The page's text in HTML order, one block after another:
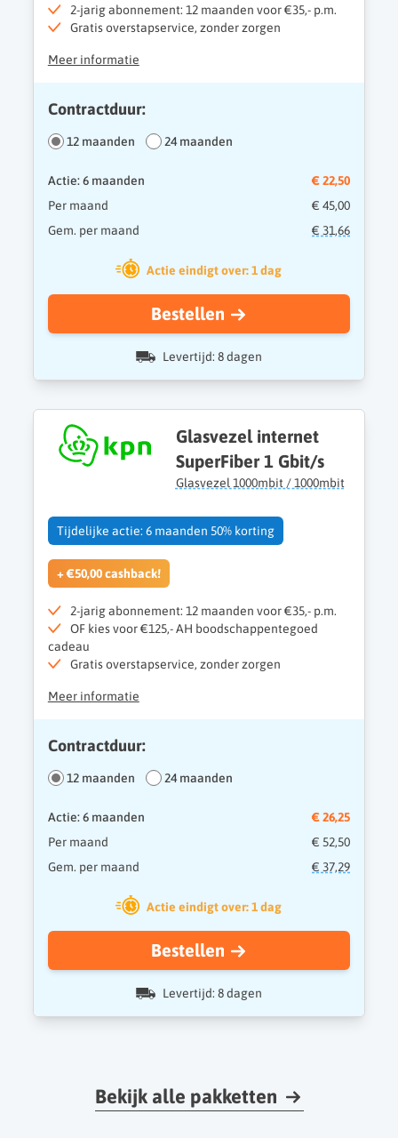
2-jarig abonnement: 12 maanden voor €35,- p.m.
Gratis overstapservice, zonder zorgen
Meer informatie
Contractduur:
12 maanden 24 maanden
Actie: 6 maanden
€ 22,50
Per maand
€ 45,00
Gem. per maand
€ 31,66
Actie eindigt over: 1 dag
Bestellen
Levertijd: 8 dagen
Glasvezel internet
SuperFiber 1 Gbit/s
Glasvezel 1000mbit / 1000mbit
Tijdelijke actie: 6 maanden 50% korting
+ €50,00 cashback!
2-jarig abonnement: 12 maanden voor €35,- p.m.
OF kies voor €125,- AH boodschappentegoed
cadeau
Gratis overstapservice, zonder zorgen
Meer informatie
Contractduur:
12 maanden 24 maanden
Actie: 6 maanden
€ 26,25
Per maand
€ 52,50
Gem. per maand
€ 37,29
Actie eindigt over: 1 dag
Bestellen
Levertijd: 8 dagen
Bekijk alle pakketten